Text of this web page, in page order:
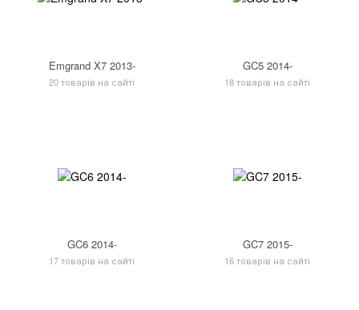
Emgrand X7 2013-
20 товарів на сайті
GC5 2014-
18 товарів на сайті
GC6 2014-
17 товарів на сайті
GC7 2015-
16 товарів на сайті